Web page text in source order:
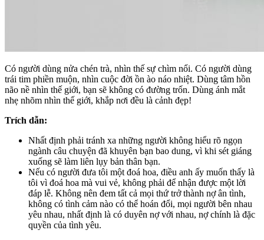
Có người dùng nửa chén trà, nhìn thế sự chìm nổi. Có người dùng
trái tim phiền muộn, nhìn cuộc đời ồn ào náo nhiệt. Dùng tâm hồn
não nề nhìn thế giới, bạn sẽ không có đường trốn. Dùng ánh mắt
nhẹ nhõm nhìn thế giới, khắp nơi đều là cảnh đẹp!
Trích dẫn:
Nhất định phải tránh xa những người không hiểu rõ ngọn
ngành câu chuyện đã khuyên bạn bao dung, vì khi sét giáng
xuống sẽ làm liên lụy bản thân bạn.
Nếu có người đưa tôi một đoá hoa, điều anh ấy muốn thấy là
tôi vì đoá hoa mà vui vẻ, không phải để nhận được một lời
đáp lễ. Không nên đem tất cả mọi thứ trở thành nợ ân tình,
không có tình cảm nào có thể hoán đổi, mọi người bên nhau
yêu nhau, nhất định là có duyên nợ với nhau, nợ chính là đặc
quyền của tình yêu.